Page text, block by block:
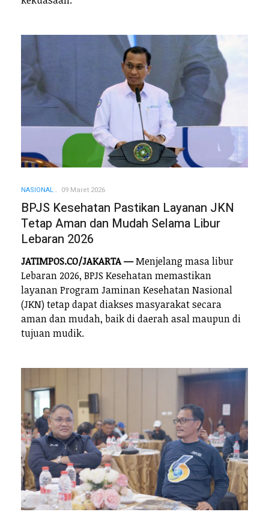
NASIONAL 09 Maret 2026
BPJS Kesehatan Pastikan Layanan JKN
Tetap Aman dan Mudah Selama Libur
Lebaran 2026
JATIMPOS.CO/JAKARTA —Menjelang masa libur
Lebaran 2026, BPJS Kesehatan memastikan
layanan Program Jaminan Kesehatan Nasional
(JKN) tetap dapat diakses masyarakat secara
aman dan mudah, baik di daerah asal maupun di
tujuan mudik.